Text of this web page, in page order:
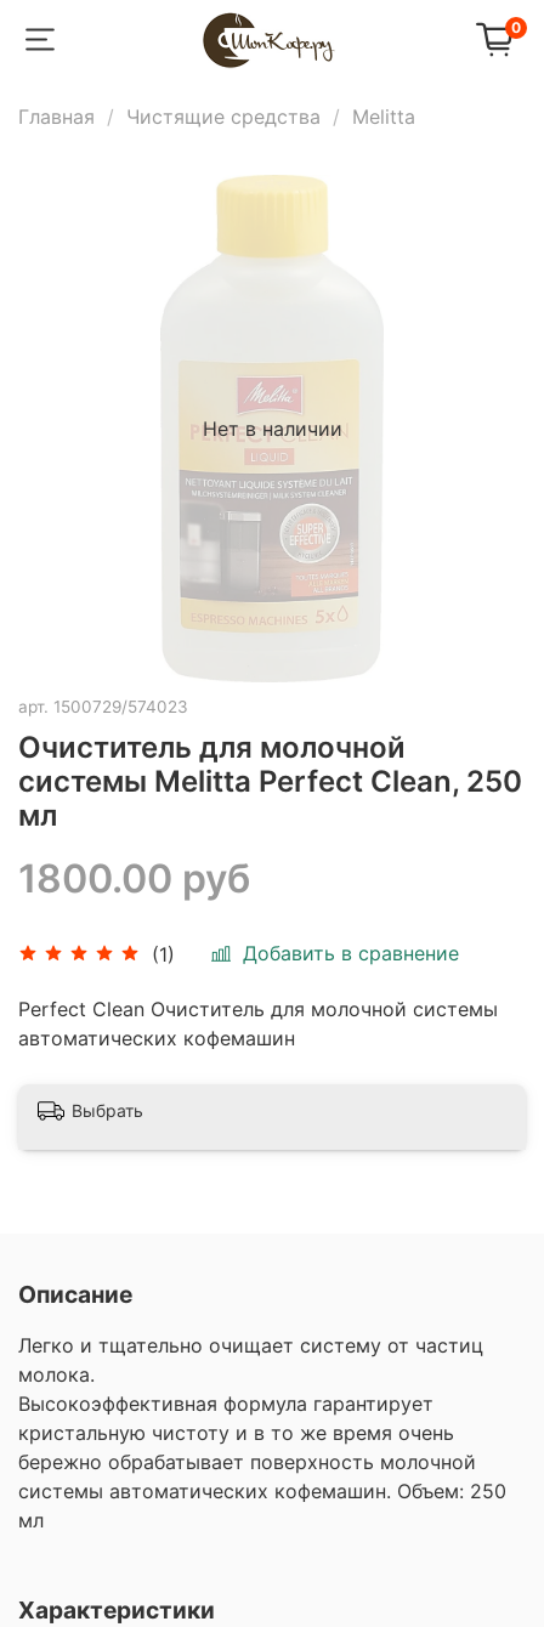
0
Главная Чистящие средства Melitta
Нет в наличии
арт. 1500729/574023
Очиститель для молочной
системы Melitta Perfect Clean, 250
мл
(1) Добавить в сравнение
1800.00 руб
Perfect Clean Очиститель для молочной системы
автоматических кофемашин
Выбрать
Описание
Легко и тщательно очищает систему от частиц
молока.
Высокоэффективная формула гарантирует
кристальную чистоту и в то же время очень
бережно обрабатывает поверхность молочной
системы автоматических кофемашин. Объем: 250
мл
Характеристики